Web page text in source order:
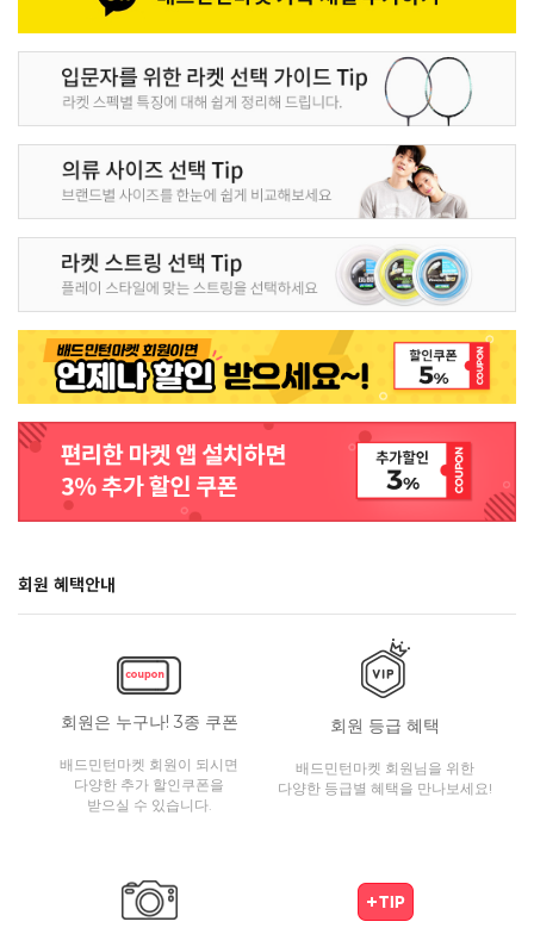
회원 혜택안내
회원은 누구나! 3종 쿠폰
배드민턴마켓 회원이 되시면
다양한 추가 할인쿠폰을
받으실 수 있습니다.
회원 등급 혜택
배드민턴마켓 회원님을 위한
다양한 등급별 혜택을 만나보세요!